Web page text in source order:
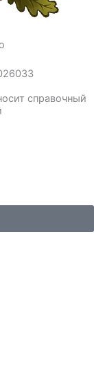
справочный